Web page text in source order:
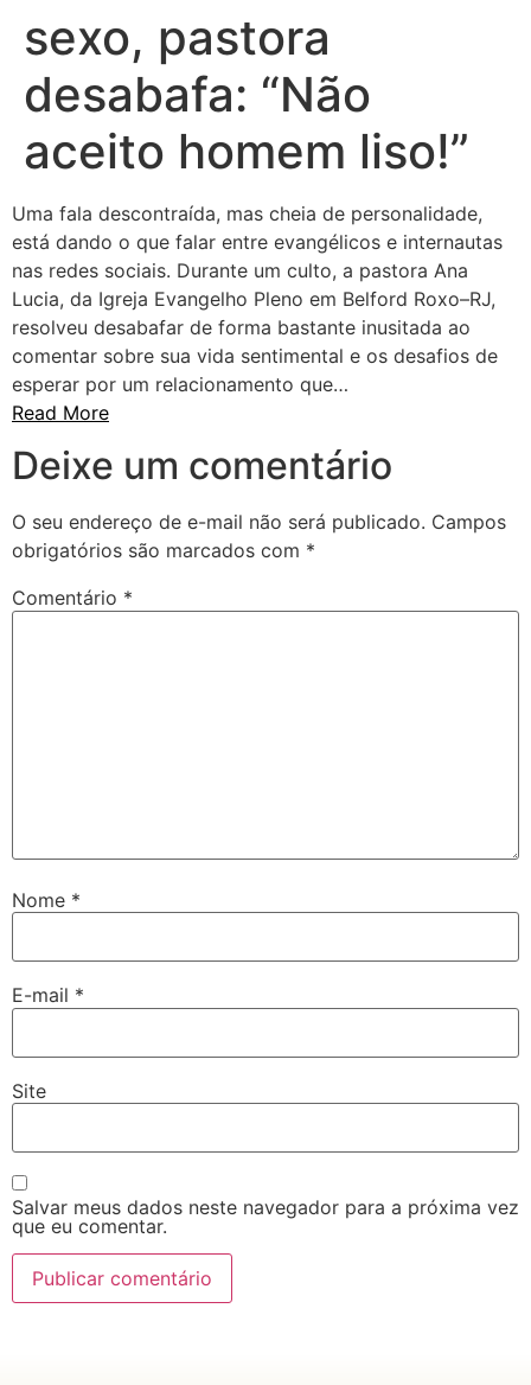
sexo, pastora
desabafa: “Não
aceito homem liso!”
Uma fala descontraída, mas cheia de personalidade,
está dando o que falar entre evangélicos e internautas
nas redes sociais. Durante um culto, a pastora Ana
Lucia, da Igreja Evangelho Pleno em Belford Roxo–RJ,
resolveu desabafar de forma bastante inusitada ao
comentar sobre sua vida sentimental e os desafios de
esperar por um relacionamento que…
Read More
Deixe um comentário
O seu endereço de e-mail não será publicado. Campos
obrigatórios são marcados com *
Comentário *
Nome *
E-mail *
Site
Salvar meus dados neste navegador para a próxima vez
que eu comentar.